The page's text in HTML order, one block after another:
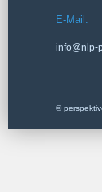
E-Mail:
info@nlp-
©